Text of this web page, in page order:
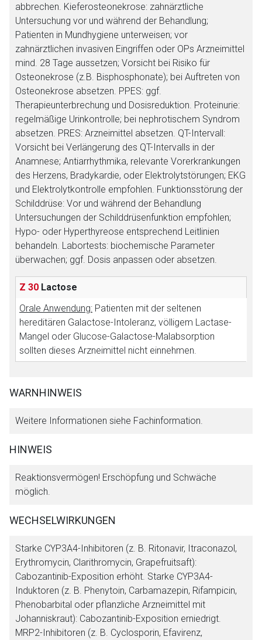
abbrechen. Kieferosteonekrose: zahnärztliche
Untersuchung vor und während der Behandlung;
Patienten in Mundhygiene unterweisen; vor
zahnärztlichen invasiven Eingriffen oder OPs Arzneimittel
mind. 28 Tage aussetzen; Vorsicht bei Risiko für
Osteonekrose (z.B. Bisphosphonate); bei Auftreten von
Osteonekrose absetzen. PPES: ggf.
Therapieunterbrechung und Dosisreduktion. Proteinurie:
regelmäßige Urinkontrolle; bei nephrotischem Syndrom
absetzen. PRES: Arzneimittel absetzen. QT-Intervall:
Vorsicht bei Verlängerung des QT-Intervalls in der
Anamnese; Antiarrhythmika, relevante Vorerkrankungen
des Herzens, Bradykardie, oder Elektrolytstörungen; EKG
und Elektrolytkontrolle empfohlen. Funktionsstörung der
Schilddrüse: Vor und während der Behandlung
Untersuchungen der Schilddrüsenfunktion empfohlen;
Hypo- oder Hyperthyreose entsprechend Leitlinien
behandeln. Labortests: biochemische Parameter
überwachen; ggf. Dosis anpassen oder absetzen.
Z 30 Lactose
Orale Anwendung: Patienten mit der seltenen
hereditären Galactose-Intoleranz, völligem Lactase-
Mangel oder Glucose-Galactose-Malabsorption
sollten dieses Arzneimittel nicht einnehmen.
WARNHINWEIS
Weitere Informationen siehe Fachinformation.
HINWEIS
Reaktionsvermögen! Erschöpfung und Schwäche
möglich.
WECHSELWIRKUNGEN
Starke CYP3A4-Inhibitoren (z. B. Ritonavir, Itraconazol,
Erythromycin, Clarithromycin, Grapefruitsaft):
Cabozantinib-Exposition erhöht. Starke CYP3A4-
Induktoren (z. B. Phenytoin, Carbamazepin, Rifampicin,
Phenobarbital oder pflanzliche Arzneimittel mit
Johanniskraut): Cabozantinib-Exposition erniedrigt.
MRP2-Inhibitoren (z. B. Cyclosporin, Efavirenz,
Aufruf einer externen Seite
Der von Ihnen aufgerufene Link öffnet eine externe Web-
Seite. Für die Inhalte der externen Web-Seite ist deren
Betreiber verantwortlich. Ebenso gelten dort ggf. andere
Datenschutzbestimmungen.
Zurück zur rote-liste.de Zur Seite